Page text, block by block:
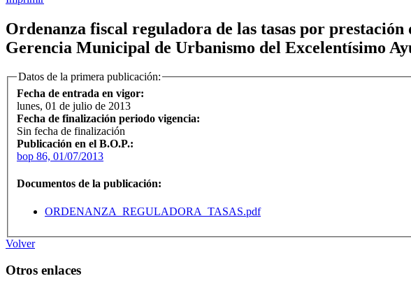
Ordenanza fiscal reguladora de las tasas por
Gerencia Municipal de Urbanismo del Excelentísimo
Datos de la primera publicación:
Fecha de entrada en vigor:
lunes, 01 de julio de 2013
Fecha de finalización periodo vigencia:
Sin fecha de finalización
Publicación en el B.O.P.:
bop 86, 01/07/2013
Documentos de la publicación:
ORDENANZA_REGULADORA_TASAS.pdf
Volver
Otros enlaces